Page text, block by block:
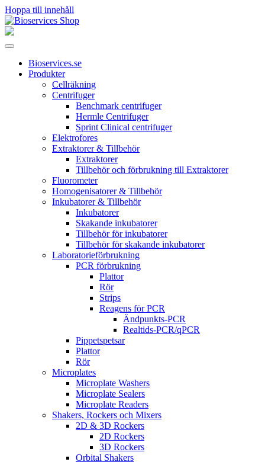
Hoppa till innehåll
Huvudnavigering
Bioservices.se
Produkter
Cellräkning
Centrifuger
Benchmark centrifuger
Hermle Centrifuger
Sprint Clinical centrifuger
Elektrofores
Extraktorer & Tillbehör
Extraktorer
Tillbehör och förbrukning till Extraktorer
Fluorometer
Homogenisatorer & Tillbehör
Inkubatorer & Tillbehör
Inkubatorer
Skakande inkubatorer
Tillbehör för inkubatorer
Tillbehör för skakande inkubatorer
Laboratorieförbrukning
PCR förbrukning
Plattor
Rör
Strips
Reagens för PCR
Ändpunkts-PCR
Realtids-PCR/qPCR
Pippetspetsar
Plattor
Rör
Microplates
Microplate Washers
Microplate Sealers
Microplate Readers
Shakers, Rockers och Mixers
2D & 3D Rockers
2D Rockers
3D Rockers
Orbital Shakers